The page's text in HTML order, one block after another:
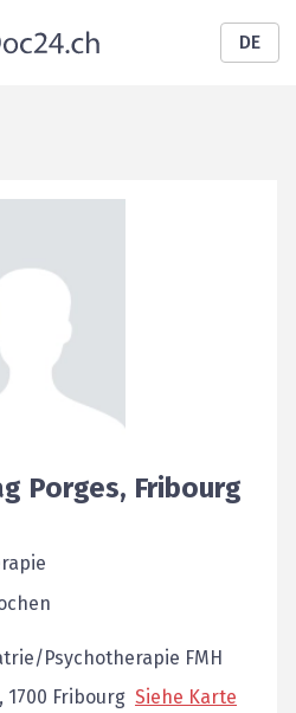
DE
Porges, Fribourg
Psychotherapie FMH
1700 Fribourg Siehe Karte